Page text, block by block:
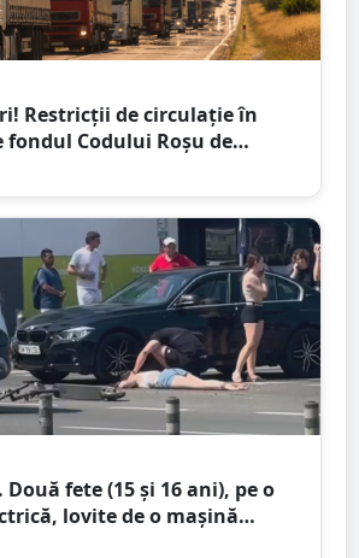
Restricții de circulație în
fondul Codului Roșu de
Două fete (15 și 16 ani), pe o
lovite de o mașină
mall-ul NEPI